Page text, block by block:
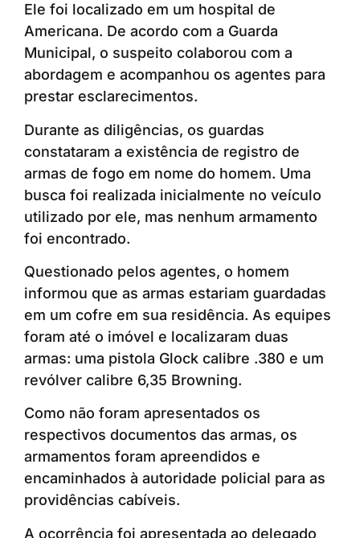
Ele foi localizado em um hospital de
Americana. De acordo com a Guarda
Municipal, o suspeito colaborou com a
abordagem e acompanhou os agentes para
prestar esclarecimentos.
Durante as diligências, os guardas
constataram a existência de registro de
armas de fogo em nome do homem. Uma
busca foi realizada inicialmente no veículo
utilizado por ele, mas nenhum armamento
foi encontrado.
Questionado pelos agentes, o homem
informou que as armas estariam guardadas
em um cofre em sua residência. As equipes
foram até o imóvel e localizaram duas
armas: uma pistola Glock calibre .380 e um
revólver calibre 6,35 Browning.
Como não foram apresentados os
respectivos documentos das armas, os
armamentos foram apreendidos e
encaminhados à autoridade policial para as
providências cabíveis.
A ocorrência foi apresentada ao delegado